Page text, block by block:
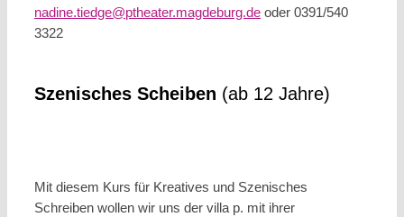
nadine.tiedge@ptheater.magdeburg.de oder 0391/540
3322
Szenisches Scheiben (ab 12 Jahre)
Mit diesem Kurs für Kreatives und Szenisches
Schreiben wollen wir uns der villa p. mit ihrer